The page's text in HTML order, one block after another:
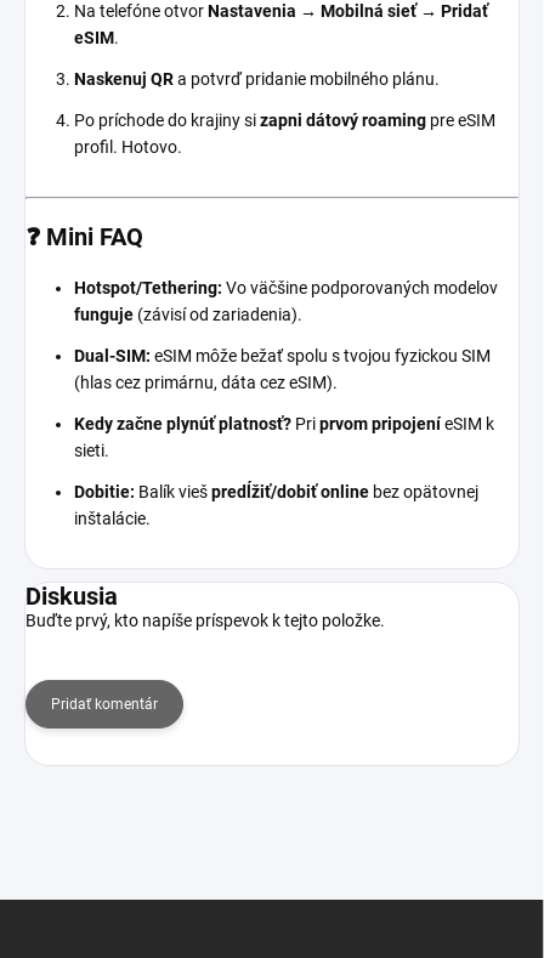
Na telefóne otvorNastavenia → Mobilná sieť → Pridať
eSIM.
Naskenuj QRa potvrď pridanie mobilného plánu.
Po príchode do krajiny sizapni dátový roaming pre eSIM
profil. Hotovo.
❓ Mini FAQ
Hotspot/Tethering: Vo väčšine podporovaných modelov
funguje (závisí od zariadenia).
Dual-SIM: eSIM môže bežať spolu s tvojou fyzickou SIM
(hlas cez primárnu, dáta cez eSIM).
Kedy začne plynúť platnosť? Priprvom pripojeníeSIM k
sieti.
Dobitie: Balík viešpredĺžiť/dobiť online bez opätovnej
inštalácie.
Diskusia
Buďte prvý, kto napíše príspevok k tejto položke.
Pridať komentár